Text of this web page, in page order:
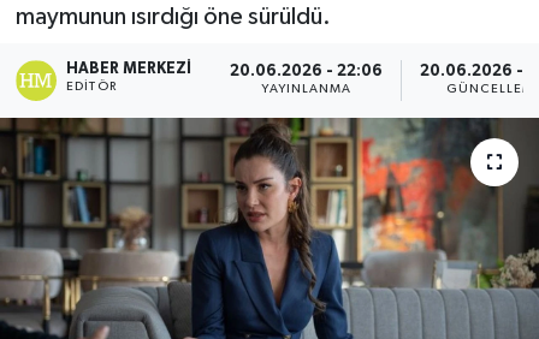
maymunun ısırdığı öne sürüldü.
HABER MERKEZI
EDITÖR
20.06.2026 - 22:06
YAYINLANMA
20.06.2026 -
Haber Arşivi